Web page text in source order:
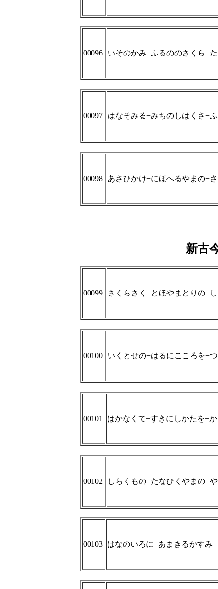
00096 いそのかみ−ふるののさくら−
00097 はなそみる−みちのしはくさ−
00098 あさひかけ−にほへるやまの−
新古
00099 さくらさく−とほやまとりの−
00100 いくとせの−はるにこころを−
00101 はかなくて−すきにしかたを−
00102 しらくもの−たなひくやまの−
00103 はなのいろに−あまきるかすみ